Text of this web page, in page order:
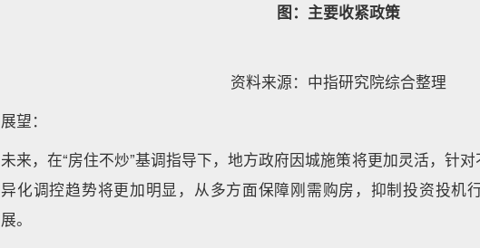
图：主要收紧政策
资料来源：中指研究院综合整理
展望：
未来，在“房住不炒”基调指导下，地方政府因城施策将更加灵活，针
异化调控趋势将更加明显，从多方面保障刚需购房，抑制投资投机
展。